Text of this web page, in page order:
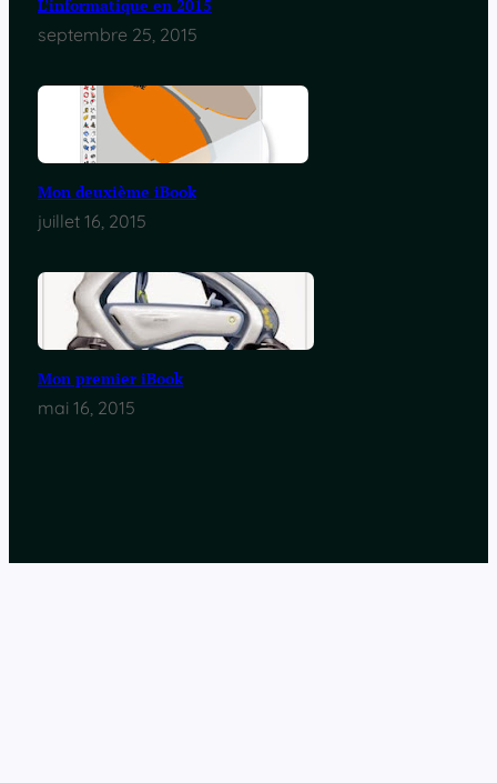
L’informatique en 2015
septembre 25, 2015
Mon deuxième iBook
juillet 16, 2015
Mon premier iBook
mai 16, 2015